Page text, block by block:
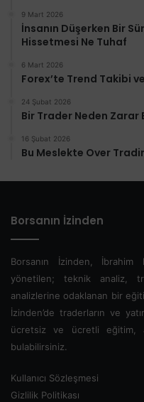
9 Mart 2026
İnsanın Düşerken Bir
Hissetmesi Ne Tuhaf
6 Mart 2026
Forex’te Trend Takibi
24 Şubat 2026
Bir Trader Neden Zarar
16 Şubat 2026
Bu Meslekte Over
Borsanın İzinden
Borsanın İzinden, İbrahim
yönetilen; teknik analiz,
analizlerine odaklanan bir
İzinden’de traderların ve
ücretsiz ve ücretli eğitim,
bulabilirsiniz.
Kullanıcı Sözleşmesi
Gizlilik Politikası